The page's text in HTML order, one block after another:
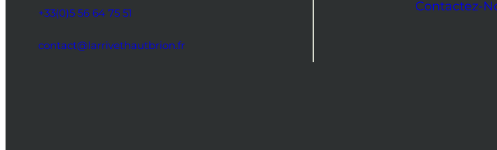
+33(0)5 56 64 75 51
contact@larrivethautbrion.fr
Contactez-